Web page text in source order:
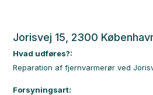
Jorisvej 15, 2300
Hvad udføres?:
Reparation af fjernvarmerør ved
Forsyningsart: